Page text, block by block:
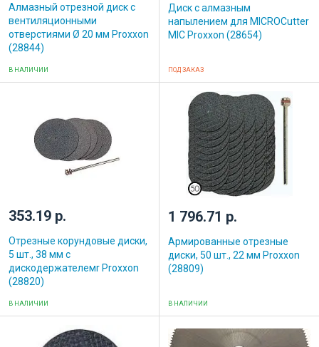
Алмазный отрезной диск с
вентиляционными
отверстиями Ø 20 мм Proxxon
(28844)
В НАЛИЧИИ
Диск с алмазным
напылением для MICROCutter
MIC Proxxon (28654)
ПОД ЗАКАЗ
353.19 р.
Отрезные корундовые диски,
5 шт., 38 мм с
дискодержателемr Proxxon
(28820)
В НАЛИЧИИ
1 796.71 р.
Армированные отрезные
диски, 50 шт., 22 мм Proxxon
(28809)
В НАЛИЧИИ